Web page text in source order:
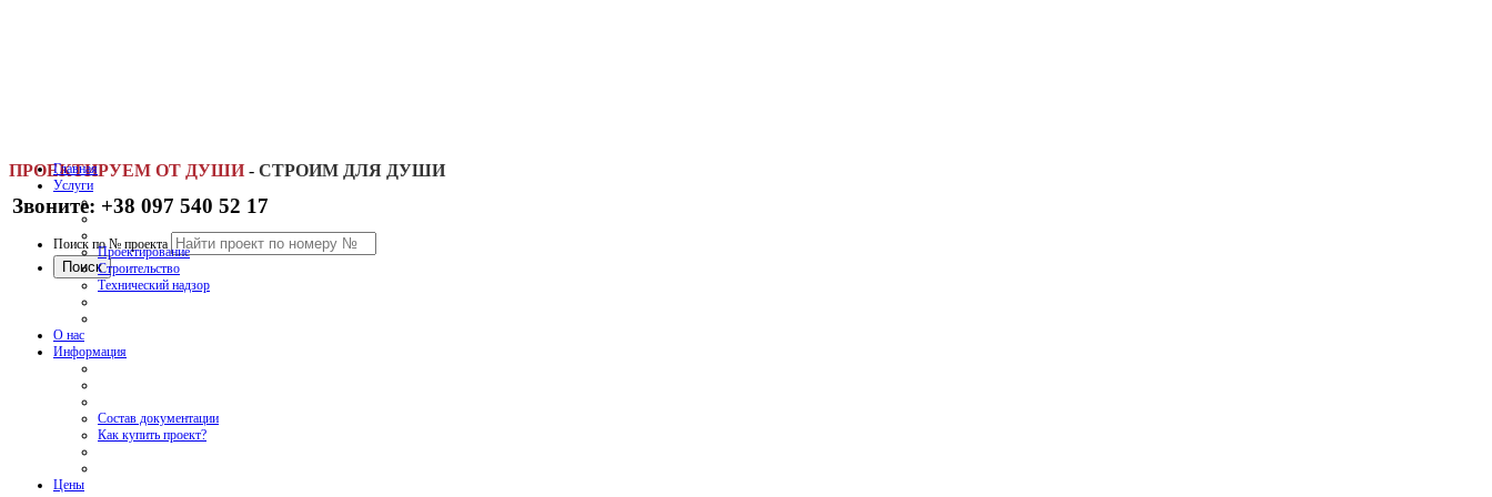
ПРОЕКТИРУЕМ ОТ ДУШИ - СТРОИМ ДЛЯ ДУШИ
Звоните: +38 097 540 52 17
Поиск по № проекта
Главная
Услуги
Проектирование
Строительство
Технический надзор
О нас
Информация
Состав документации
Как купить проект?
Цены